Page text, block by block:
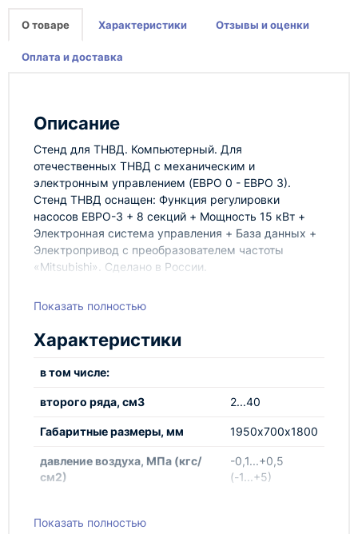
О товаре Характеристики Отзывы и оценки
Оплата и доставка
Описание
Стенд для ТНВД. Компьютерный. Для
отечественных ТНВД с механическим и
электронным управлением (ЕВРО 0 - ЕВРО 3).
Стенд ТНВД оснащен: Функция регулировки
насосов ЕВРО-3 + 8 секций + Мощность 15 кВт +
Электронная система управления + База данных +
Электропривод с преобразователем частоты
«Mitsubishi». Сделано в России.
Показать полностью
Характеристики
в том числе:
второго ряда, см3 2...40
Габаритные размеры, мм 1950х700х1800
давление воздуха, МПа (кгс/
см2)
-0,1...+0,5
(-1...+5)
Показать полностью